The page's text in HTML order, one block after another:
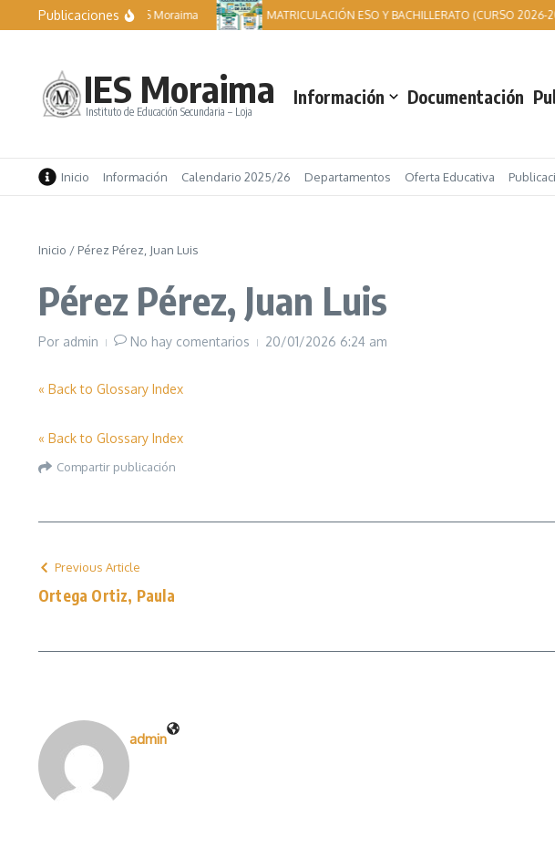
Saltar al contenido
PublicacionesBecas IES Moraima MATRICULACIÓN ESO Y BACHILLERATO (CURSO 2026-
IES Moraima
Instituto de Educación Secundaria – Loja
Información Documentación
Inicio Información Calendario 2025/26 Departamentos Oferta Educativa
Inicio / Pérez Pérez, Juan Luis
Pérez Pérez, Juan Luis
Por admin No hay comentarios 20/01/2026 6:24 am
« Back to Glossary Index
« Back to Glossary Index
Compartir publicación
Previous Article
Ortega Ortiz, Paula
admin